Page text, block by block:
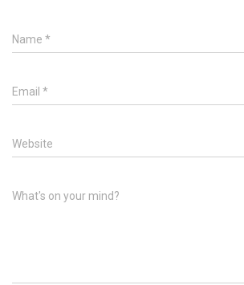
Name *
Email *
Website
What's on your mind?